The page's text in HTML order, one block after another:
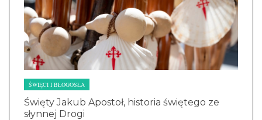
ŚWIĘCI I BŁOGOSŁA
Święty Jakub Apostoł, historia świętego ze
słynnej Drogi